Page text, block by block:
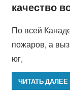
качество
По всей
пожаров, а
юг,
ЧИТАТЬ ДАЛЕЕ